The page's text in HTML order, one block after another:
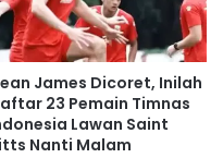
James Dicoret, Inilah
23 Pemain Timnas
Lawan Saint
Nanti Malam